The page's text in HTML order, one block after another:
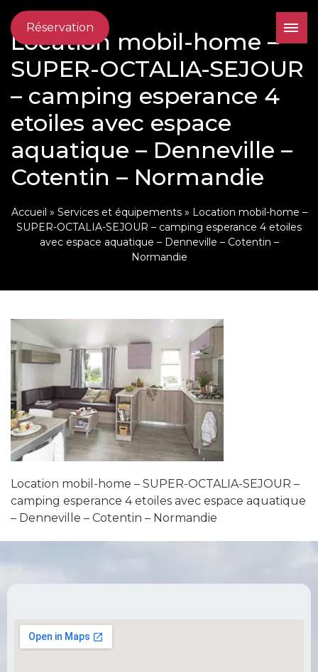
Réservation
Location mobil-home –
SUPER-OCTALIA-SEJOUR
– camping esperance 4
etoiles avec espace
aquatique – Denneville –
Cotentin – Normandie
Accueil » Services et équipements» Location mobil-home –
SUPER-OCTALIA-SEJOUR – camping esperance 4 etoiles
avec espace aquatique – Denneville – Cotentin –
Normandie
Location mobil-home – SUPER-OCTALIA-SEJOUR –
camping esperance 4 etoiles avec espace aquatique
– Denneville – Cotentin – Normandie